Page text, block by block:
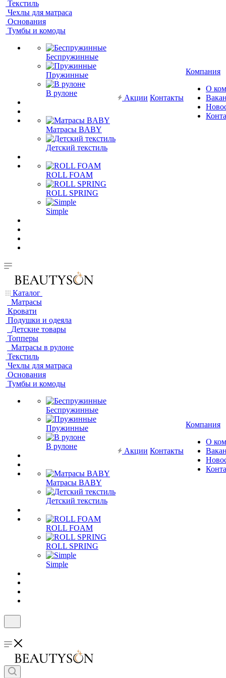
Текстиль
Чехлы для матраса
Основания
Тумбы и комоды
Беспружинные
Пружинные
В рулоне
Матрасы BABY
Детский текстиль
ROLL FOAM
ROLL SPRING
Simple
Акции Контакты
Компания
О
Каталог
Матрасы
Кровати
Подушки и одеяла
Детские товары
Топперы
Матрасы в рулоне
Текстиль
Чехлы для матраса
Основания
Тумбы и комоды
Беспружинные
Пружинные
В рулоне
Матрасы BABY
Детский текстиль
ROLL FOAM
ROLL SPRING
Simple
Акции Контакты
Компания
О